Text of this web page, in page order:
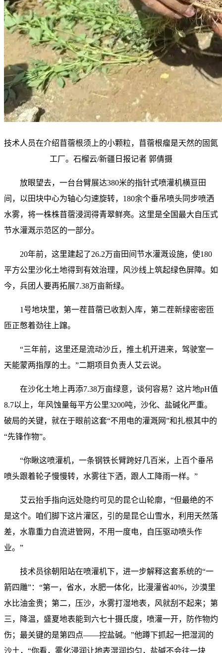
技术人员在介绍苜蓿根须上的小颗粒，苜蓿根瘤是天然的固氮
工厂。石榴云/新疆日报记者 郭倩摄
放眼望去，一台台臂展达380米的指针式喷灌机横亘田
间，以田块中心为轴心匀速旋转，180余个垂吊喷头同步喷洒
水雾，将一株株苜蓿浸润得青翠鲜亮。这里是全国最大自压式
节水灌溉示范区的一部分。
20年前，这里建起了26.2万亩田间节水灌溉设施，使180
平方公里沙化土地得到有效治理，风沙线上筑起绿色屏障。如
今，兵团人要再拓展7.38万亩新绿。
1号地块里，第一茬苜蓿已收割入库，第二茬新绿密密匝
匝正憋着劲往上蹿。
“三年前，这里还是流动沙丘，推土机开进来，驾驶室一
天能蒙两指厚的土。”二期项目负责人艾云说。
在沙化土地上再添7.38万亩绿意，谈何容易？这片地pH值
8.7以上，年风蚀量每平方公里3200吨，沙化、盐碱化严重。
破局的关键，就在于眼前这套“不用电的灌溉网”和扎根其中的
“先锋作物”。
“你瞅这喷灌机，一条钢铁长臂跨好几百米，上百个垂吊
喷头跟着轮子慢慢转，水雾往下洒，跟人工降雨一样。”
艾云抬手指向远处隐约可见的昆仑山轮廓，“但最绝的不
是这个。咱们脚下这片灌区，引的是昆仑山雪水，利用天然落
差，水靠重力自流进管网，不用一度电，自压驱动喷头作
业。”
技术员徐朝阳站在喷灌机下，进一步解释这套系统的“一
箭四雕”：“第一，省水，水肥一体化，比漫灌省40%，沙漠里
水比油金贵；第二，压沙，水雾打湿地表，风就刮不起来；第
三，降温，盛夏地表能到六七十摄氏度，喷灌一开，防作物灼
伤；最关键的是第四点——控盐碱。”他蹲下抓起一把湿润的
沙土，“你看，雾化浸润让地表湿润均匀，盐碱不会往一块